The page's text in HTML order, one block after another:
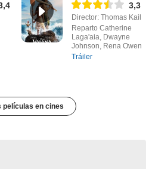
3,3
Director: Thomas Kail
Reparto Catherine
Laga'aia, Dwayne
Johnson, Rena Owen
Tráiler
películas en cines